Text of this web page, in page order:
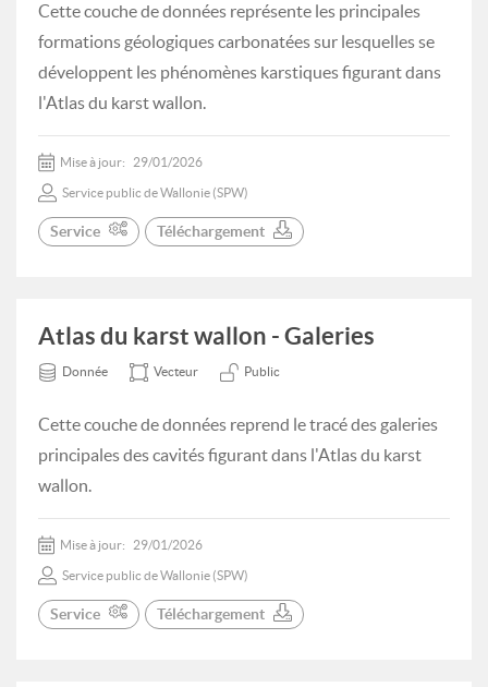
Cette couche de données représente les principales
formations géologiques carbonatées sur lesquelles se
développent les phénomènes karstiques figurant dans
l'Atlas du karst wallon.
Mise à jour: 29/01/2026
Service public de Wallonie (SPW)
Service Téléchargement
Atlas du karst wallon - Galeries
Donnée Vecteur Public
Cette couche de données reprend le tracé des galeries
principales des cavités figurant dans l'Atlas du karst
wallon.
Mise à jour: 29/01/2026
Service public de Wallonie (SPW)
Service Téléchargement